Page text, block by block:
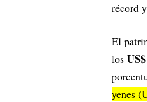
récord
El
los
yenes